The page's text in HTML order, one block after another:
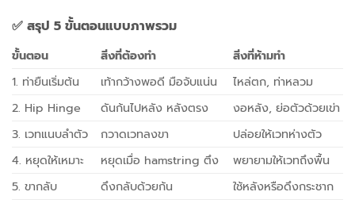
✅ สรุป 5 ขั้นตอนแบบภาพรวม
ขั้นตอน สิ่งที่ต้องทำ
สิ่งที่ห้ามทำ
1. ท่ายืนเริ่มต้น
เท้ากว้างพอดี มือจับแน่น
ไหล่ตก, ท่าหลวม
2. Hip Hinge
ดันก้นไปหลัง หลังตรง
งอหลัง, ย่อตัวด้วยเข่า
3. เวทแนบลำตัว
กวาดเวทลงขา
ปล่อยให้เวทห่างตัว
4. หยุดให้เหมาะ
หยุดเมื่อ hamstring ตึง
พยายามให้เวทถึงพื้น
5. ขากลับ
ดึงกลับด้วยก้น ใช้หลังหรือดึงกระชาก